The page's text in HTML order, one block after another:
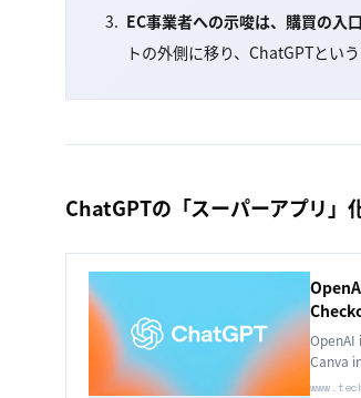
EC事業者への示唆は、購買の入
トの外側に移り、ChatGPTとい
ChatGPTの「スーパーアプリ」
OpenAI
Canva